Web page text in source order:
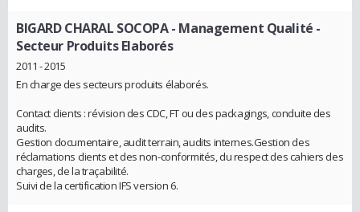
BIGARD CHARAL SOCOPA- Management Qualité -
Secteur Produits Elaborés
2011 - 2015
En charge des secteurs produits élaborés.
Contact clients : révision des CDC, FT ou des packagings, conduite des
audits.
Gestion documentaire, audit terrain, audits internes.Gestion des
réclamations clients et des non-conformités, du respect des cahiers des
charges, de la traçabilité.
Suivi de la certification IFS version 6.